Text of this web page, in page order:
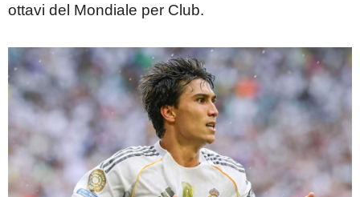
ottavi del Mondiale per Club.